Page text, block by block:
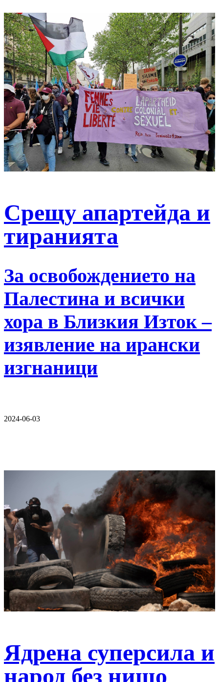
Срещу апартейда и
тиранията
За освобождението на
Палестина и всички
хора в Близкия Изток –
изявление на ирански
изгнаници
2024-06-03
Ядрена суперсила и
народ без нищо